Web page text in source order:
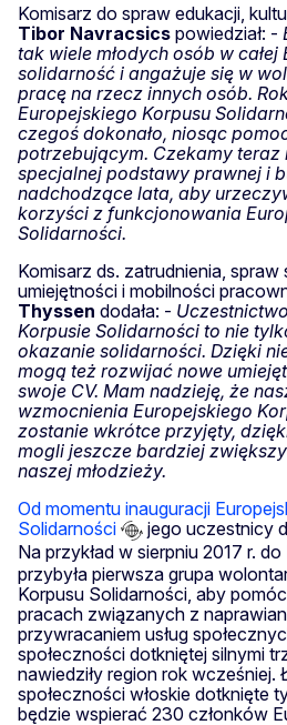
Komisarz do spraw edukacji,
Tibor Navracsics powiedział: -
tak wiele młodych osób w
solidarność i angażuje się w
pracę na rzecz innych osób.
Europejskiego Korpusu
czegoś dokonało, niosąc
potrzebującym. Czekamy teraz
specjalnej podstawy prawnej i
nadchodzące lata, aby
korzyści z funkcjonowania
Solidarności.
Komisarz ds. zatrudnienia, spraw
umiejętności i mobilności
Thyssen dodała: -
Korpusie Solidarności to nie
okazanie solidarności. Dzięki
mogą też rozwijać nowe
swoje CV. Mam nadzieję, że
wzmocnienia Europejskiego
zostanie wkrótce przyjęty,
mogli jeszcze bardziej
naszej młodzieży.
Od momentu inauguracji
Solidarności
jego uczestnicy
Na przykład w sierpniu 2017 r. do
przybyła pierwsza grupa
Korpusu Solidarności, aby
pracach związanych z
przywracaniem usług
społeczności dotkniętej silnymi
nawiedziły region rok wcześniej.
społeczności włoskie dotknięte
będzie wspierać 230 członków